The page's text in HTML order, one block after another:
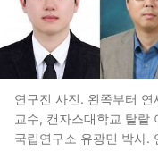
연구진 사진. 왼쪽부터
교수, 캔자스대학교 탈랄
국립연구소 유광민 박사.